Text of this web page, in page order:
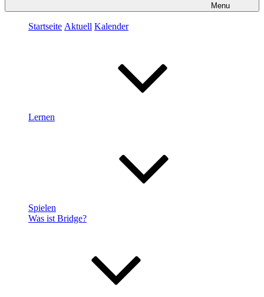
Menu
Startseite Aktuell Kalender
Lernen
Spielen
Was ist Bridge?